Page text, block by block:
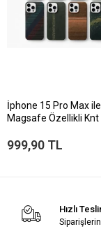
İphone 15 Pro Max
Magsafe Özellikli Knt
999,90 TL
Hızlı